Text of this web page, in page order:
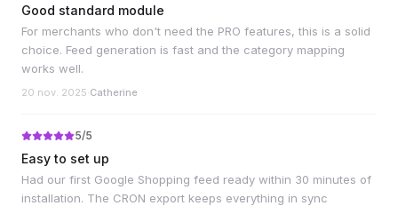
Good standard module
For merchants who don't need the PRO features, this is a solid
choice. Feed generation is fast and the category mapping
works well.
20 nov. 2025·Catherine
5/5
Easy to set up
Had our first Google Shopping feed ready within 30 minutes of
installation. The CRON export keeps everything in sync